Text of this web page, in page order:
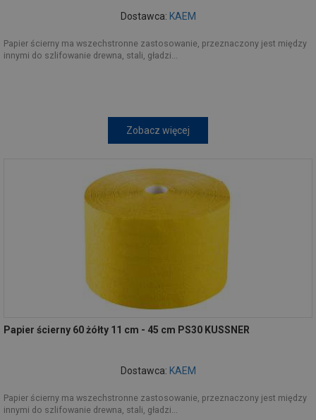
Dostawca: KAEM
Papier ścierny ma wszechstronne zastosowanie, przeznaczony jest między
innymi do szlifowanie drewna, stali, gładzi...
Zobacz więcej
Papier ścierny 60 żółty 11 cm - 45 cm PS30 KUSSNER
Dostawca: KAEM
Papier ścierny ma wszechstronne zastosowanie, przeznaczony jest między
innymi do szlifowanie drewna, stali, gładzi...